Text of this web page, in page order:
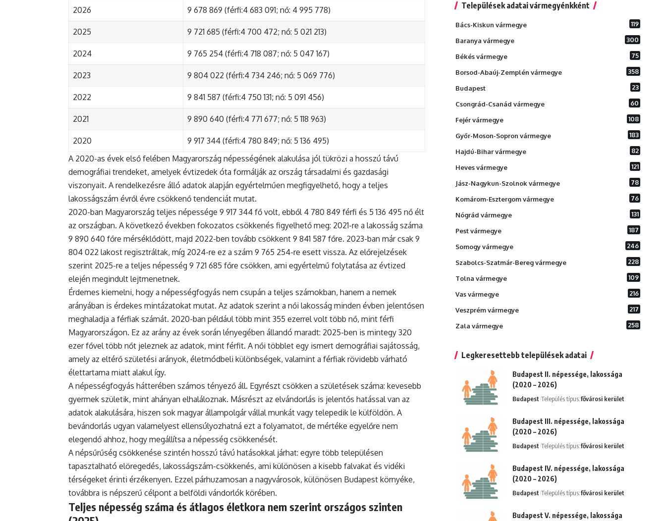
2026 9 678 869 (férfi:4 683 091; nő: 4 995 778)
2025 9 721 685 (férfi:4 700 472; nő: 5 021 213)
2024 9 765 254 (férfi:4 718 087; nő: 5 047 167)
2023 9 804 022 (férfi:4 734 246; nő: 5 069 776)
2022 9 841 587 (férfi:4 750 131; nő: 5 091 456)
2021 9 890 640 (férfi:4 771 677; nő: 5 118 963)
2020
9 917 344 (férfi:4 780 849; nő: 5 136 495)
A 2020-as évek első felében Magyarország népességének alakulása jól tükrözi a hosszú távú
demográfiai trendeket, amelyek évtizedek óta formálják az ország társadalmi és gazdasági
viszonyait. A rendelkezésre álló adatok alapján egyértelműen megfigyelhető, hogy a teljes
lakosságszám évről évre csökkenő tendenciát mutat.
2020-ban Magyarország teljes népessége 9 917 344 fő volt, ebből 4 780 849 férfi és 5 136 495 nő élt
az országban. A következő években fokozatos csökkenés figyelhető meg: 2021-re a lakosság száma
9 890 640 főre mérséklődött, majd 2022-ben tovább csökkent 9 841 587 főre. 2023-ban már csak 9
804 022 lakost regisztráltak, míg 2024-re ez a szám 9 765 254-re esett vissza. Az előrejelzések
szerint 2025-re a teljes népesség 9 721 685 főre csökken, ami egyértelmű folytatása az évtized
elején megindult lejtmenetnek.
Érdemes kiemelni, hogy a népességfogyás nem csupán a teljes számokban, hanem a nemek
arányában is érdekes mintázatokat mutat. Az adatok szerint a női lakosság minden évben jelentősen
meghaladja a férfiak számát. 2020-ban például több mint 355 ezerrel volt több nő, mint férfi
Magyarországon. Ez az arány az évek során lényegében állandó maradt: 2025-ben is mintegy 320
ezer fővel több nőt jeleznek az adatok, mint férfit. A női többlet egy ismert demográfiai sajátosság,
amely az eltérő születési arányok, életmódbeli különbségek, valamint a férfiak rövidebb várható
élettartama miatt alakul így.
A népességfogyás hátterében számos tényező áll. Egyrészt csökken a születések száma: kevesebb
gyermek születik, mint ahányan elhaláloznak. Másrészt az elvándorlás is jelentős hatással van az
adatok alakulására, hiszen sok magyar állampolgár vállal munkát vagy telepedik le külföldön. A
bevándorlás ugyan valamelyest ellensúlyozhatná ezt a folyamatot, de mértéke egyelőre nem
elegendő ahhoz, hogy megállítsa a népesség csökkenését.
A népsűrűség csökkenése szintén hosszú távú hatásokkal járhat: egyre több településen
tapasztalható elöregedés, lakosságszám-csökkenés, ami különösen a kisebb falvakat és vidéki
térségeket érinti érzékenyen. Ezzel párhuzamosan a nagyvárosok, különösen Budapest környéke,
továbbra is népszerű célpont a belföldi vándorlók körében.
Teljes népesség száma és átlagos életkora nem szerint országos szinten
Települések adatai vármegyénkként
Bács-Kiskun vármegye 119
Baranya vármegye 300
Békés vármegye 75
Borsod-Abaúj-Zemplén vármegye 358
Budapest 23
Csongrád-Csanád vármegye 60
Fejér vármegye 108
Győr-Moson-Sopron vármegye 183
Hajdú-Bihar vármegye 82
Heves vármegye 121
Jász-Nagykun-Szolnok vármegye 78
Komárom-Esztergom vármegye 76
Nógrád vármegye 131
Pest vármegye 187
Somogy vármegye 246
Szabolcs-Szatmár-Bereg vármegye 228
Tolna vármegye 109
Vas vármegye 216
Veszprém vármegye 217
Zala vármegye 258
Legkeresettebb települések adatai
Budapest II. népessége, lakossága
(2020 – 2026)
Budapest Település típus:fővárosi kerület
Budapest III. népessége, lakossága
(2020 – 2026)
Budapest Település típus:fővárosi kerület
Budapest IV. népessége, lakossága
(2020 – 2026)
Budapest Település típus:fővárosi kerület
Budapest V. népessége, lakossága